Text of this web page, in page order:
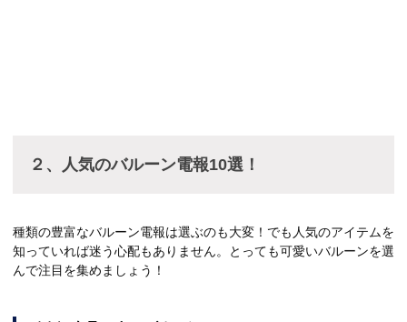
２、人気のバルーン電報10選！
種類の豊富なバルーン電報は選ぶのも大変！でも人気のアイテムを
知っていれば迷う心配もありません。とっても可愛いバルーンを選
んで注目を集めましょう！